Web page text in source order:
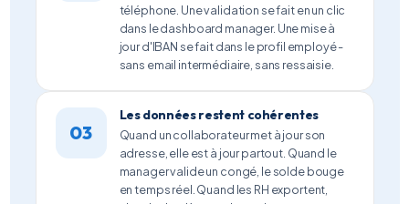
téléphone. Une validation se fait en un clic
dans le dashboard manager. Une mise à
jour d'IBAN se fait dans le profil employé -
sans email intermédiaire, sans ressaisie.
03
Les données restent cohérentes
Quand un collaborateur met à jour son
adresse, elle est à jour partout. Quand le
manager valide un congé, le solde bouge
en temps réel. Quand les RH exportent,